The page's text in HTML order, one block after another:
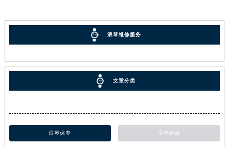
浪琴维修服务
文章分类
浪琴保养 浪琴维修